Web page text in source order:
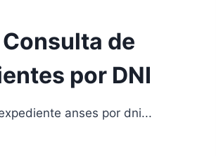
de
por DNI
anses por dni...